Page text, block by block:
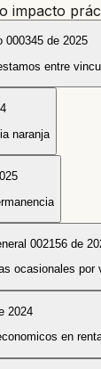
impacto
000345 de 2025
entre
naranja
002156 de
ocasionales por
2024
en